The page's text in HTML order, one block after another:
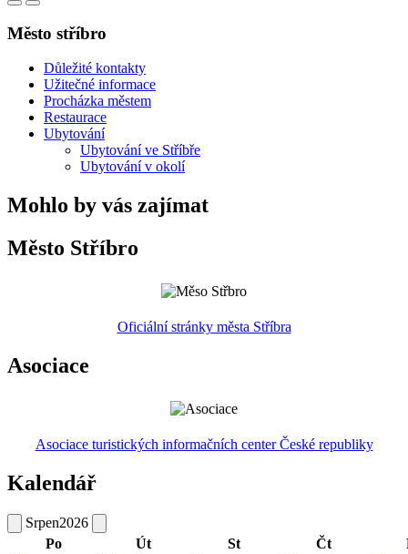
Město stříbro
Důležité kontakty
Užitečné informace
Procházka městem
Restaurace
Ubytování
Ubytování ve Stříbře
Ubytování v okolí
Mohlo by vás zajímat
Město Stříbro
Oficiální stránky města Stříbra
Asociace
Asociace turistických informačních center České republiky
Kalendář
Srpen2026
Po
Út St Čt